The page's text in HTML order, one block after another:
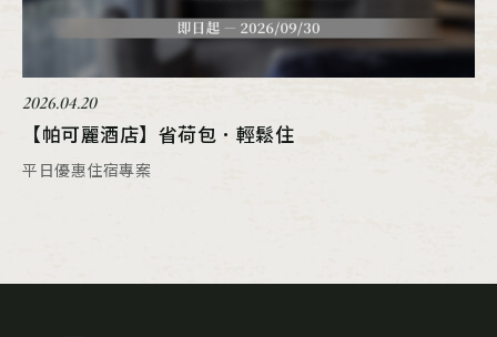
2026.04.20
【帕可麗酒店】省荷包．輕鬆住
平日優惠住宿專案